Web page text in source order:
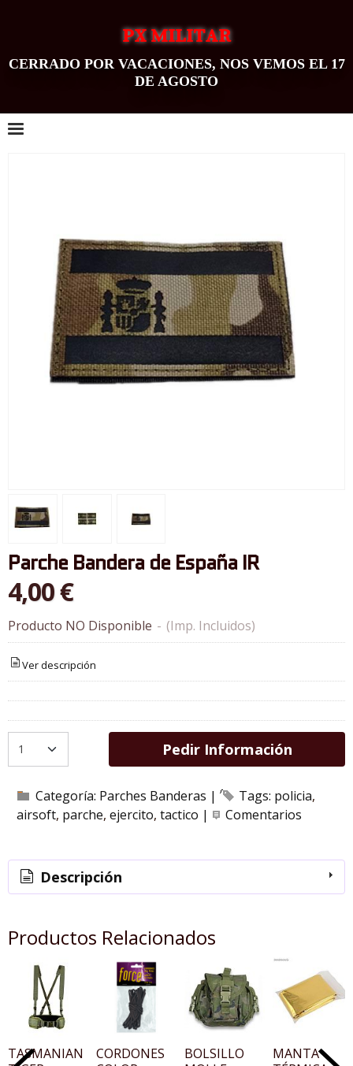
PX MILITAR
CERRADO POR VACACIONES, NOS VEMOS EL 17
DE AGOSTO
Parche Bandera de España IR
4,00 €
Producto NO Disponible - (Imp. Incluidos)
Ver descripción
Pedir Información
Categoría: Parches Banderas | Tags: policia
airsoft parche ejercito tactico | Comentarios
Descripción
Productos Relacionados
TASMANIAN
CORDONES
BOLSILLO
MANTA